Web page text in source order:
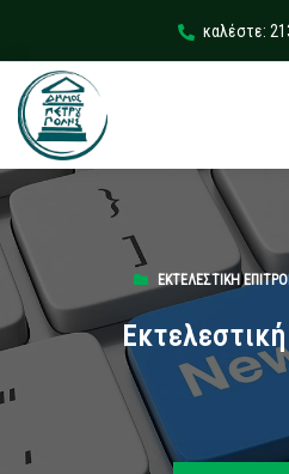
καλέστε:
ΕΚΤΕΛΕΣΤΙΚΉ